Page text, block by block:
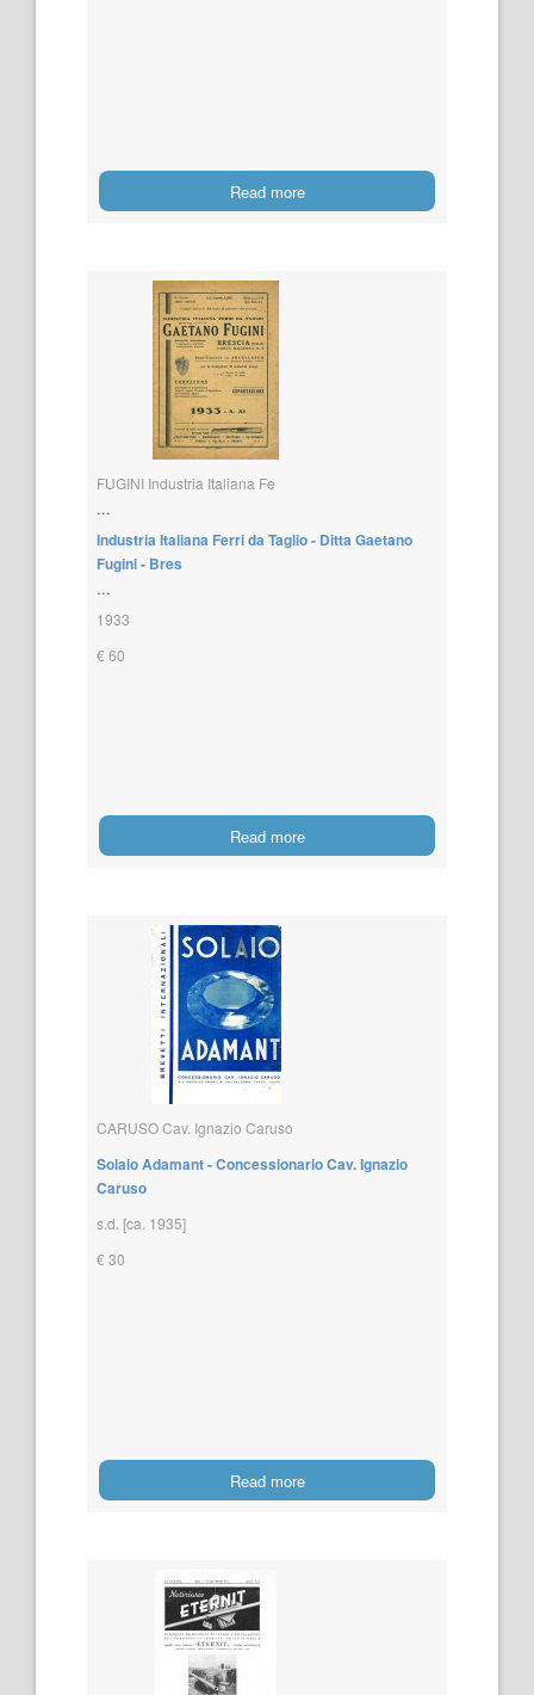
Read more
FUGINI Industria Italiana Fe
...
Industria Italiana Ferri da Taglio - Ditta Gaetano
Fugini - Bres
...
1933
€ 60
Read more
CARUSO Cav. Ignazio Caruso
Solaio Adamant - Concessionario Cav. Ignazio
Caruso
s.d. [ca. 1935]
€ 30
Read more